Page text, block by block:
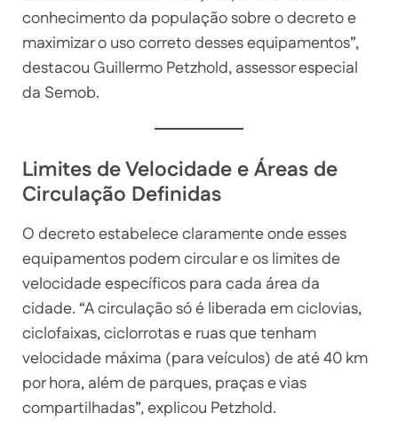
conhecimento da população sobre o decreto e
maximizar o uso correto desses equipamentos”,
destacou Guillermo Petzhold, assessor especial
da Semob.
Limites de Velocidade e Áreas de
Circulação Definidas
O decreto estabelece claramente onde esses
equipamentos podem circular e os limites de
velocidade específicos para cada área da
cidade. “A circulação só é liberada em ciclovias,
ciclofaixas, ciclorrotas e ruas que tenham
velocidade máxima (para veículos) de até 40 km
por hora, além de parques, praças e vias
compartilhadas”, explicou Petzhold.